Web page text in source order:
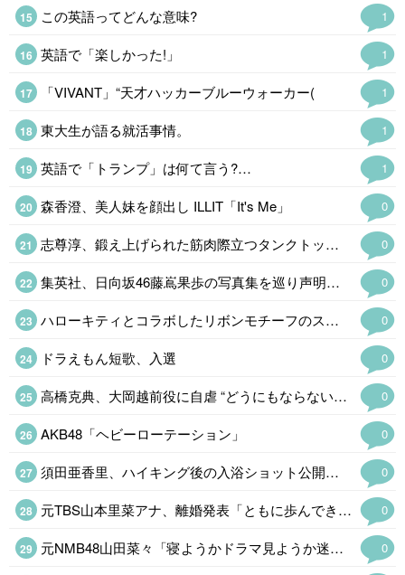
1
この英語ってどんな意味?
1
英語で「楽しかった!」
1
「VIVANT」“天才ハッカーブルーウォーカー(
1
東大生が語る就活事情。
1
英語で「トランプ」は何て言う?…
0
森香澄、美人妹を顔出し ILLIT「It's Me」
0
志尊淳、鍛え上げられた筋肉際立つタンクトップ姿にファン歓喜「ギャップがす…
0
集英社、日向坂46藤嶌果歩の写真集を巡り声明発表 注意喚起も「必要に応じて法的措置を含む対応を検討」
0
ハローキティとコラボしたリボンモチーフのスイーツビュッフェ、京都センチュリーホテルで開催
0
ドラえもん短歌、入選
0
高橋克典、大岡越前役に自虐 “どうにもならないポイント告白「補っていきたい」…
0
AKB48「ヘビーローテーション」
0
須田亜香里、ハイキング後の入浴ショット公開「ドキッとした」
0
元TBS山本里菜アナ、離婚発表「ともに歩んできた道は宝物」…
0
元NMB48山田菜々「寝ようかドラマ見ようか迷って」